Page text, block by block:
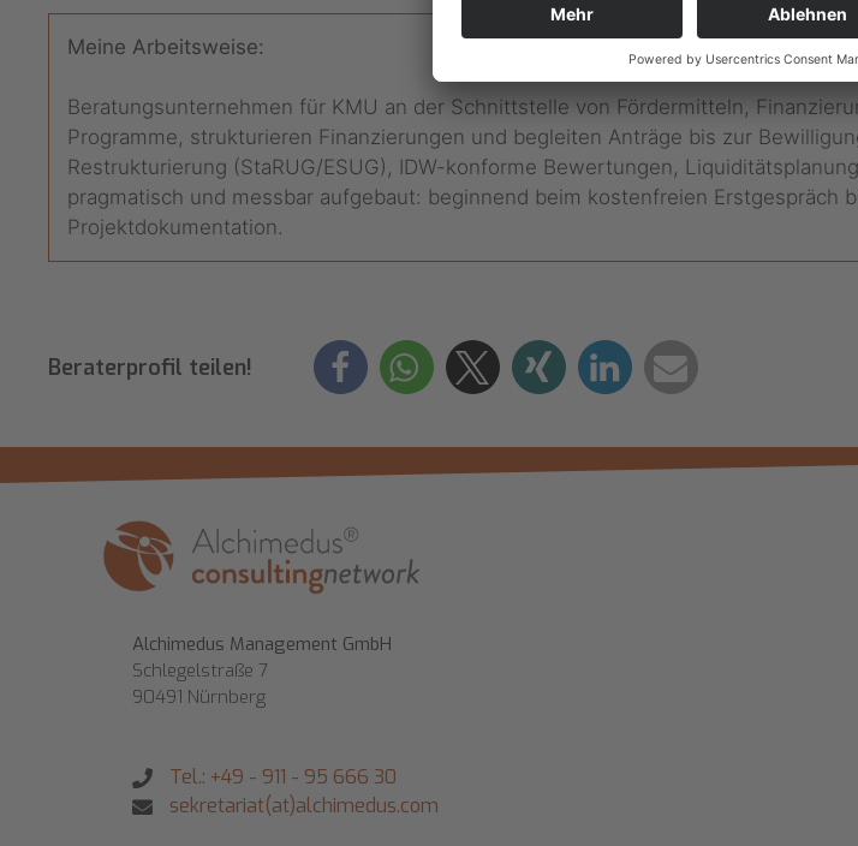
Meine Arbeitsweise:
Beratungsunternehmen für KMU an der Schnittstelle von Fördermitteln,
Programme, strukturieren Finanzierungen und begleiten Anträge bis zur
Restrukturierung (StaRUG/ESUG), IDW-konforme Bewertungen,
pragmatisch und messbar aufgebaut: beginnend beim kostenfreien Erstgespräch
Projektdokumentation.
Beraterprofil teilen!
Alchimedus Management GmbH
Schlegelstraße 7
90491 Nürnberg
Tel.: +49 - 911 - 95 666 30
sekretariat(at)alchimedus.com